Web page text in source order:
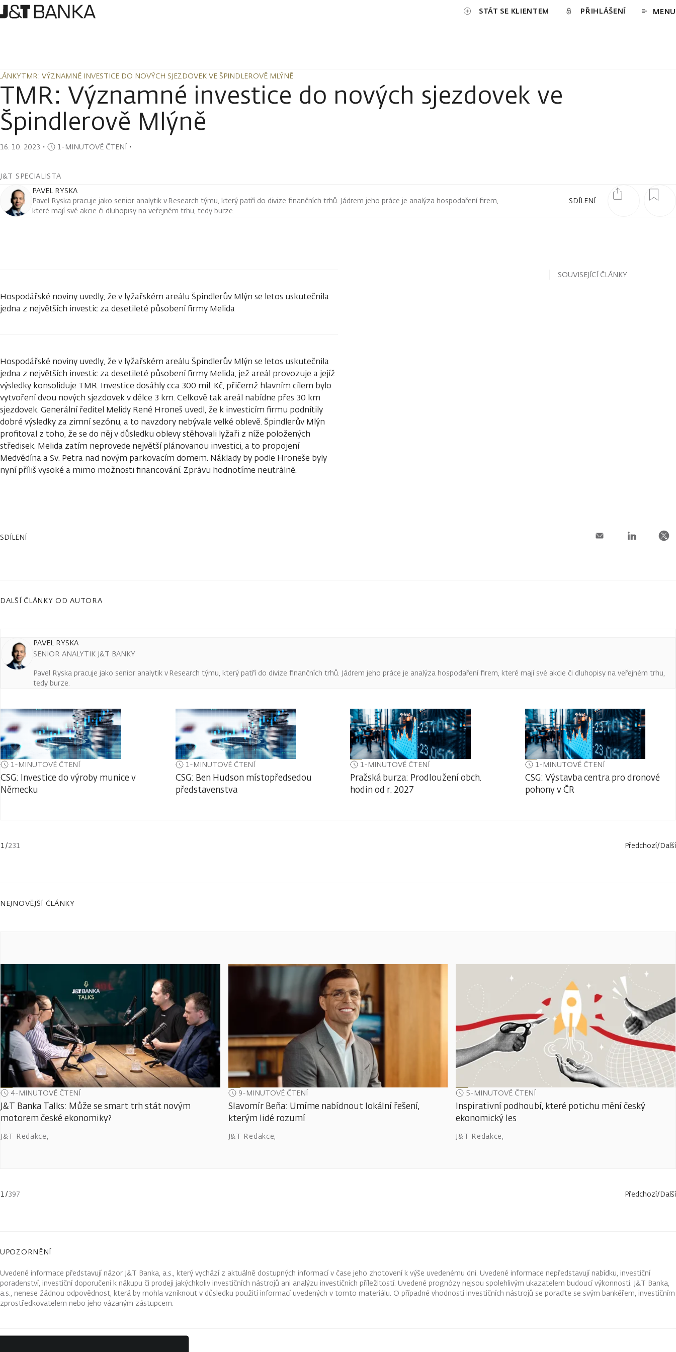
STÁT SE KLIENTEM PŘIHLÁŠENÍ MENU
TMR: VÝZNAMNÉ INVESTICE DO NOVÝCH SJEZDOVEK VE ŠPINDLEROVĚ MLÝNĚ
TMR: VÝZNAMNÉ INVESTICE DO NOVÝCH SJEZDOVEK VE ŠPINDLEROVĚ MLÝNĚ
TMR: Významné investice do nových sjezdovek ve
Špindlerově Mlýně
16. 10. 2023 ・ 1-MINUTOVÉ ČTENÍ・
J&T SPECIALISTA
SDÍLENÍ
PAVEL RYSKA
Pavel Ryska pracuje jako senior analytik v Research týmu, který patří do divize finančních trhů. Jádrem jeho práce je analýza hospodaření firem,
které mají své akcie či dluhopisy na veřejném trhu, tedy burze.
Hospodářské noviny uvedly, že v lyžařském areálu Špindlerův Mlýn se letos uskutečnila
jedna z největších investic za desetileté působení firmy Melida
Hospodářské noviny uvedly, že v lyžařském areálu Špindlerův Mlýn se letos uskutečnila
jedna z největších investic za desetileté působení firmy Melida, jež areál provozuje a jejíž
výsledky konsoliduje TMR. Investice dosáhly cca 300 mil. Kč, přičemž hlavním cílem bylo
vytvoření dvou nových sjezdovek v délce 3 km. Celkově tak areál nabídne přes 30 km
sjezdovek. Generální ředitel Melidy René Hroneš uvedl, že k investicím firmu podnítily
dobré výsledky za zimní sezónu, a to navzdory nebývale velké oblevě. Špindlerův Mlýn
profitoval z toho, že se do něj v důsledku oblevy stěhovali lyžaři z níže položených
středisek. Melida zatím neprovede největší plánovanou investici, a to propojení
Medvědína a Sv. Petra nad novým parkovacím domem. Náklady by podle Hroneše byly
nyní příliš vysoké a mimo možnosti financování. Zprávu hodnotíme neutrálně.
SOUVISEJÍCÍ ČLÁNKY
SDÍLENÍ
DALŠÍ ČLÁNKY OD AUTORA
PAVEL RYSKA
SENIOR ANALYTIK J&T BANKY
Pavel Ryska pracuje jako senior analytik v Research týmu, který patří do divize finančních trhů. Jádrem jeho práce je analýza hospodaření firem, které mají své akcie či dluhopisy na veřejném trhu,
tedy burze.
1-MINUTOVÉ ČTENÍ
CSG: Investice do výroby munice v
Německu
1-MINUTOVÉ ČTENÍ
CSG: Ben Hudson místopředsedou
představenstva
1-MINUTOVÉ ČTENÍ
Pražská burza: Prodloužení obch.
hodin od r. 2027
1-MINUTOVÉ ČTENÍ
CSG: Výstavba centra pro dronové
pohony v ČR
1 /231 Předchozí/Další
NEJNOVĚJŠÍ ČLÁNKY
4-MINUTOVÉ ČTENÍ
J&T Banka Talks: Může se smart trh stát novým
motorem české ekonomiky?
J&T Redakce,
9-MINUTOVÉ ČTENÍ
Slavomír Beňa: Umíme nabídnout lokální řešení,
kterým lidé rozumí
J&T Redakce,
5-MINUTOVÉ ČTENÍ
Inspirativní podhoubí, které potichu mění český
ekonomický les
J&T Redakce,
1/397 Předchozí/Další
UPOZORNĚNÍ
Uvedené informace představují názor J&T Banka, a.s., který vychází z aktuálně dostupných informací v čase jeho zhotovení k výše uvedenému dni. Uvedené informace nepředstavují nabídku, investiční
poradenství, investiční doporučení k nákupu či prodeji jakýchkoliv investičních nástrojů ani analýzu investičních příležitostí. Uvedené prognózy nejsou spolehlivým ukazatelem budoucí výkonnosti. J&T Banka,
a.s., nenese žádnou odpovědnost, která by mohla vzniknout v důsledku použití informací uvedených v tomto materiálu. O případné vhodnosti investičních nástrojů se poraďte se svým bankéřem, investičním
zprostředkovatelem nebo jeho vázaným zástupcem.